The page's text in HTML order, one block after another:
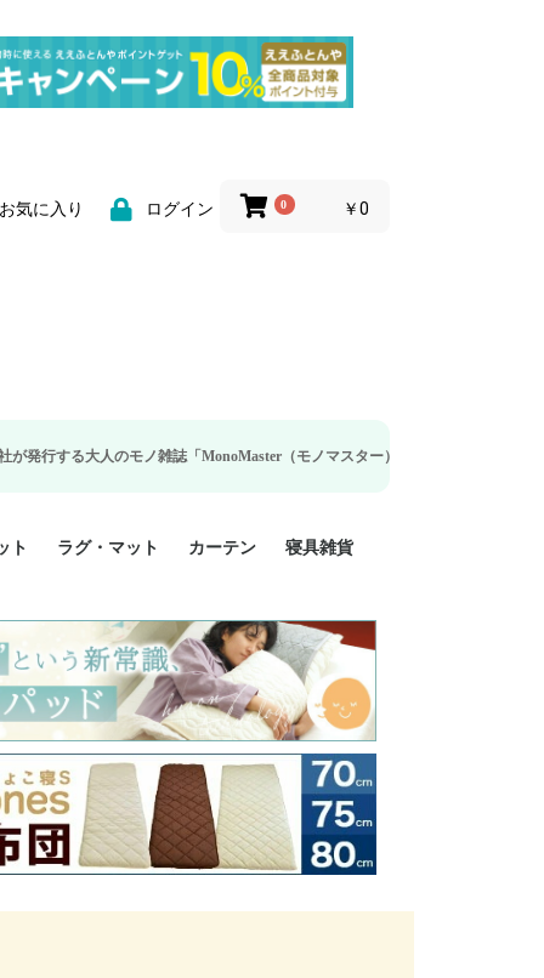
気に入り ログイン 0 ￥0
ノ雑誌「MonoMaster（モノマスター）」の疲労回復・睡眠の向上特集に当社
掛け布団カバー
掛け布団カバー
ロング 掛け布団
ル 掛け布団カバ
掛け布団カバー
ング 掛け布団カ
掛け布団カバー
け布団カバー
敷布団カバー
グル 敷布団カバ
敷布団カバー
ロング 敷布団カ
敷布団カバー
枕カバー
枕カバー
枕カバー
枕カバー
BOXシーツ
ロング BOXシー
ル BOXシーツ
BOXシーツ
ロング BOXシー
点セット
点セット
ト
ズ
イズ
サイズ
ズ
100%
ラグ・マット カーテン
既成カーテンのサイズ
遮光カーテン
レース・シアーカーテン
Disney ディズニーカーテ
ン
MOOMIN ムーミンカーテ
ン
PEANUTS ピーナツカー
テン (SNOOPY スヌーピ
ー)
寝具雑貨
美容・化粧品
シルク寝具・雑貨
HURONテクノロジー リ
カバリー寝具
ソファカバー
ひざ掛け
パジャマ
クッション
玄関・フロアーマット
ペット用ベッド
インテリア
その他寝具雑貨